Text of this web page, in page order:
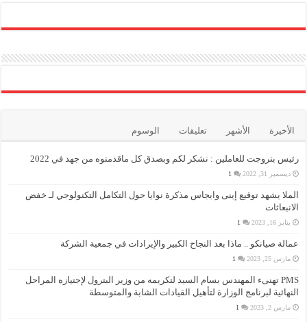
الأخيرة الأشهر تعليقات الوسوم
رئيس بتروجت للعاملين : نشكر لكم وبصدق كل ماقدمتوه من جهد في 2022
ديسمبر 31, 2022 1
الملا يشهد توقيع إينى وايجاس مذكرة نوايا حول التكامل التكنولوجي لـ خفض
الانبعاثات
يناير 16, 2023 1
عمالة صيانكو .. ماذا بعد النجاح الكبير والإيرادات في جمعية الشركة
مارس 25, 2023 1
PMS تهنىء المهندس بسام السيد لتكريمه من وزير البترول لإجتيازه المراحل
النهائية لبرنامج الوزارة لتأهيل القيادات الشابة والمتوسطة
مارس 2, 2023 1